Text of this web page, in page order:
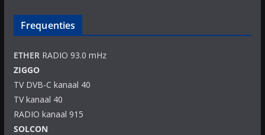
Frequenties
ETHERRADIO 93.0 mHz
ZIGGO
TV DVB-C kanaal 40
TV kanaal 40
RADIO kanaal 915
SOLCON